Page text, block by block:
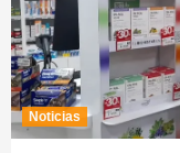
Noticias